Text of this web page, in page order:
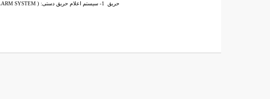
ﺣﺮﯾﻖ 1- سیستم اعلام حریق دﺳﺘﯽ: ( MANUAL FIRE ALARM SYSTEM) در ...